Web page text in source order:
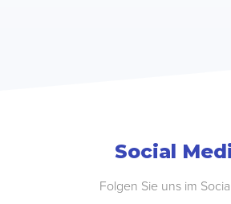
Social
Folgen Sie uns im